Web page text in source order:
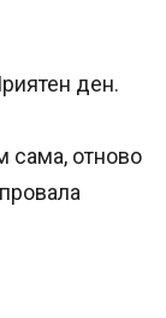
ден.
сама, отново